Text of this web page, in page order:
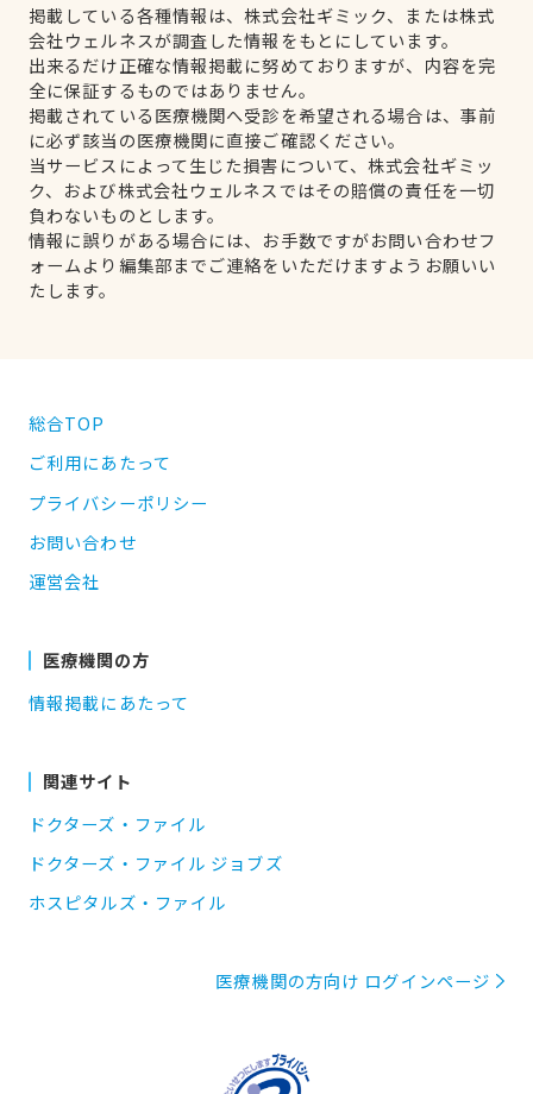
掲載している各種情報は、株式会社ギミック、または株式
会社ウェルネスが調査した情報をもとにしています。
出来るだけ正確な情報掲載に努めておりますが、内容を完
全に保証するものではありません。
掲載されている医療機関へ受診を希望される場合は、事前
に必ず該当の医療機関に直接ご確認ください。
当サービスによって生じた損害について、株式会社ギミッ
ク、および株式会社ウェルネスではその賠償の責任を一切
負わないものとします。
情報に誤りがある場合には、お手数ですがお問い合わせフ
ォームより編集部までご連絡をいただけますようお願いい
たします。
総合TOP
ご利用にあたって
プライバシーポリシー
お問い合わせ
運営会社
医療機関の方
情報掲載にあたって
関連サイト
ドクターズ・ファイル
ドクターズ・ファイル ジョブズ
ホスピタルズ・ファイル
医療機関の方向け ログインページ